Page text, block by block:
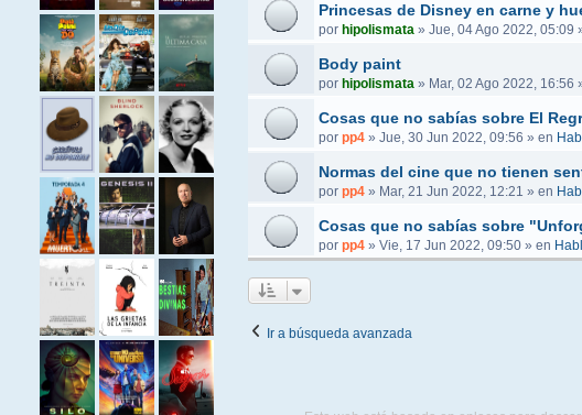
Princesas de Disney en carne y
por hipolismata» Jue, 04 Ago 2022, 05:09
Body paint
por hipolismata» Mar, 02 Ago 2022, 16:56
Cosas que no sabías sobre El
por pp4» Jue, 30 Jun 2022, 09:56 » en
Normas del cine que no tienen
por pp4» Mar, 21 Jun 2022, 12:21 » en
Cosas que no sabías sobre
por pp4» Vie, 17 Jun 2022, 09:50» en
Ir a búsqueda avanzada